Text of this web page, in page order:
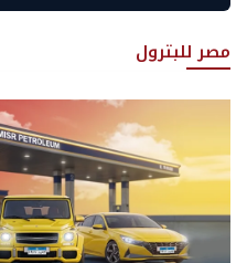
مصر للبترول